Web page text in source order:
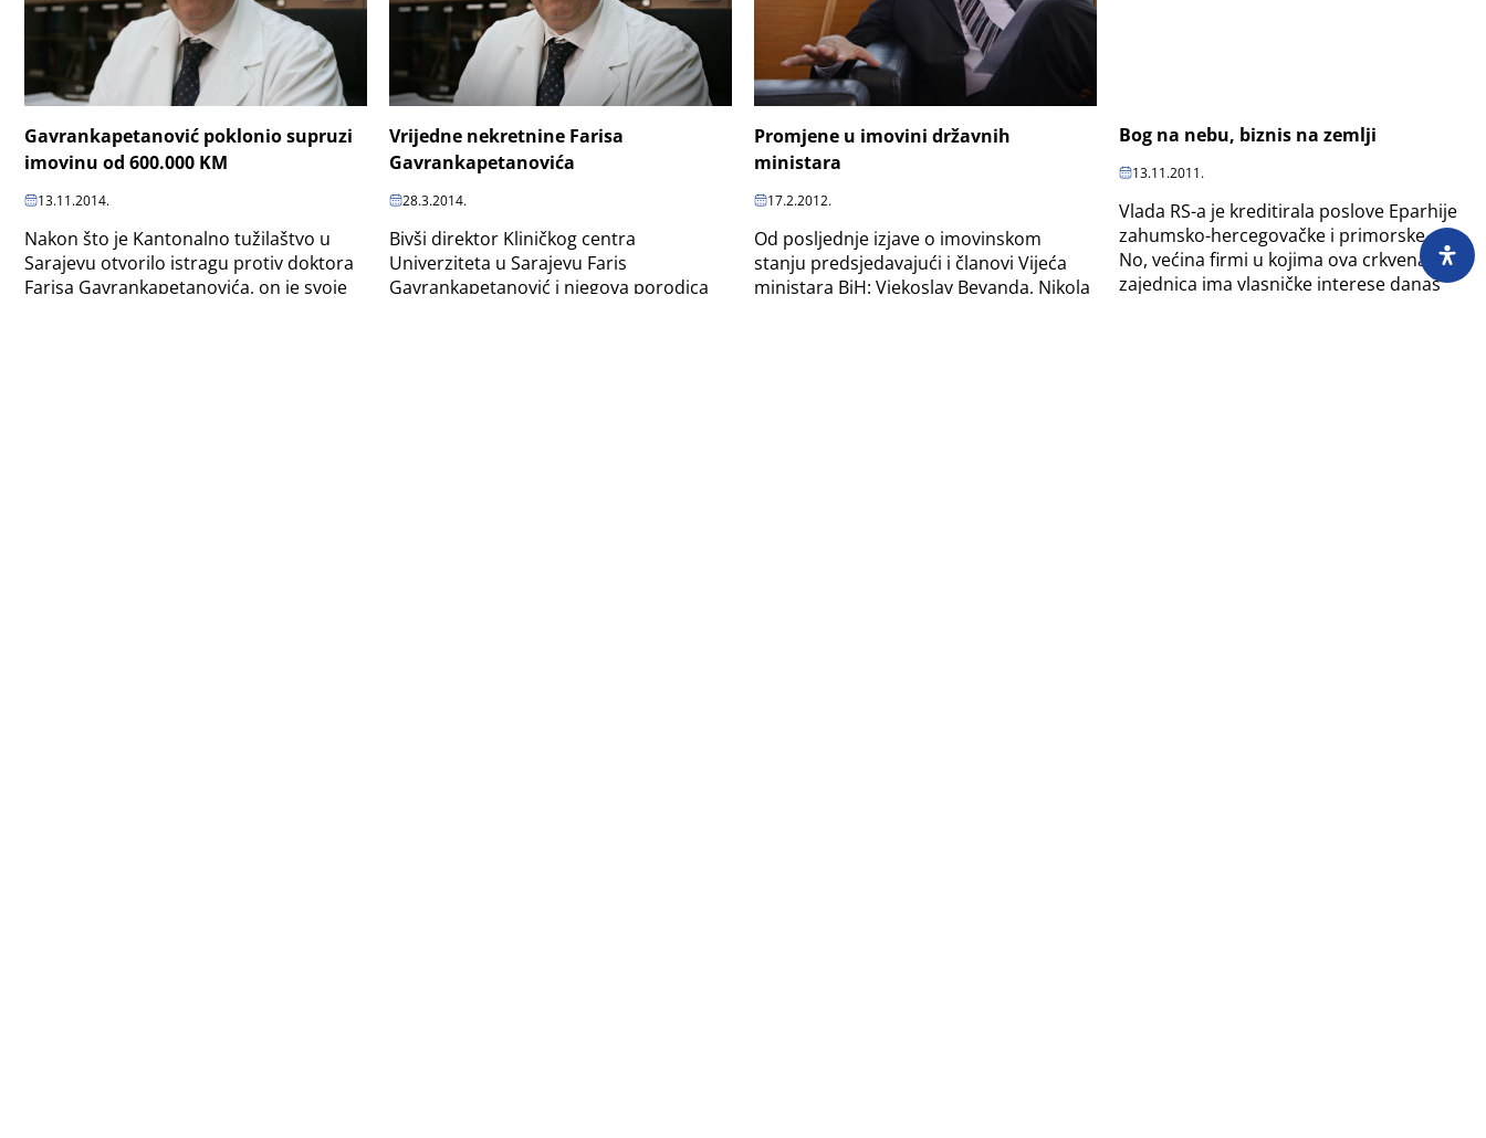
Gavrankapetanović poklonio supruzi
imovinu od 600.000 KM
13.11.2014.
Nakon što je Kantonalno tužilaštvo u
Sarajevu otvorilo istragu protiv doktora
Farisa Gavrankapetanovića, on je svoje
Vrijedne nekretnine Farisa
Gavrankapetanovića
28.3.2014.
Bivši direktor Kliničkog centra
Univerziteta u Sarajevu Faris
Gavrankapetanović i njegova porodica
Promjene u imovini državnih
ministara
17.2.2012.
Od posljednje izjave o imovinskom
stanju predsjedavajući i članovi Vijeća
ministara BiH: Vjekoslav Bevanda, Nikola
Bog na nebu, biznis na zemlji
13.11.2011.
Vlada RS-a je kreditirala poslove Eparhije
zahumsko-hercegovačke i primorske.
No, većina firmi u kojima ova crkvena
zajednica ima vlasničke interese danas